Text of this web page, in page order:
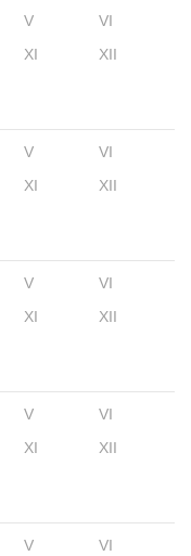
V
VI
XI XII
V
VI
XI XII
V
VI
XI XII
V
VI
XI XII
V
VI